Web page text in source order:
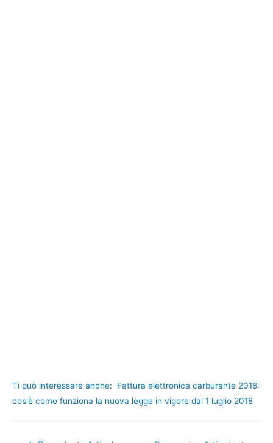
Ti può interessare anche:
Fattura elettronica carburante 2018:
cos'è come funziona la nuova legge in vigore dal 1 luglio 2018